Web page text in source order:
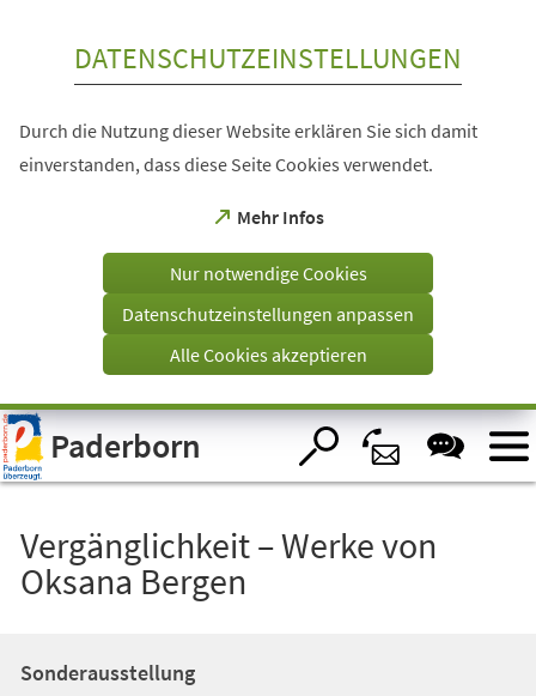
Visuelle
Assistenzsoftware
öffnen.
DATENSCHUTZEINSTELLUNGEN
Durch die Nutzung dieser Website erklären Sie sich damit
einverstanden, dass diese Seite Cookies verwendet.
Mehr Infos
(Öffnet
einem
Tab)
Nur notwendige Cookies
Datenschutzeinstellungen anpassen
Alle Cookies akzeptieren
Paderborn
Vergänglichkeit – Werke von
Oksana Bergen
Sonderausstellung